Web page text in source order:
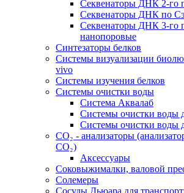
Секвенаторы ДНК 2-го
Секвенаторы ДНК по
Секвенаторы ДНК 3-го
нанопоровые
Синтезаторы белков
Системы визуализации
vivo
Системы изучения белков
Системы очистки воды
Система Аквалаб
Системы очистки воды
Системы очистки воды
СО₂ - анализаторы
СО₂)
Аксессуары
Соковыжималки, валовой
Солемеры
Сосуды Дьюара для